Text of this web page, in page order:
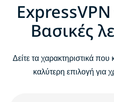
Βασικές
Δείτε τα χαρακτηριστικά
καλύτερη επιλογή για